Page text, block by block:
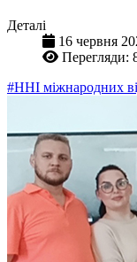
Деталі
16 червня
Перегляди:
#ННІ міжнародних